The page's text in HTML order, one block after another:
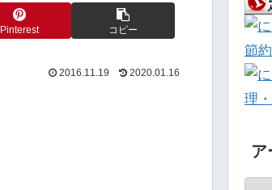
Pinterest コピー
2016.11.19 2020.01.16
ア